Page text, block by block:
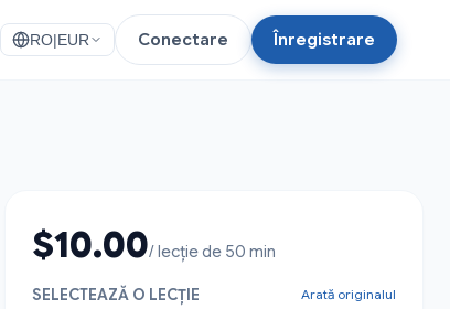
RO|EUR Conectare Înregistrare
$10.00/ lecție de 50 min
SELECTEAZĂ O LECȚIE Arată originalul